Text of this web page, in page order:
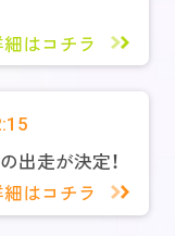
細はコチラ
出走が決定！
細はコチラ